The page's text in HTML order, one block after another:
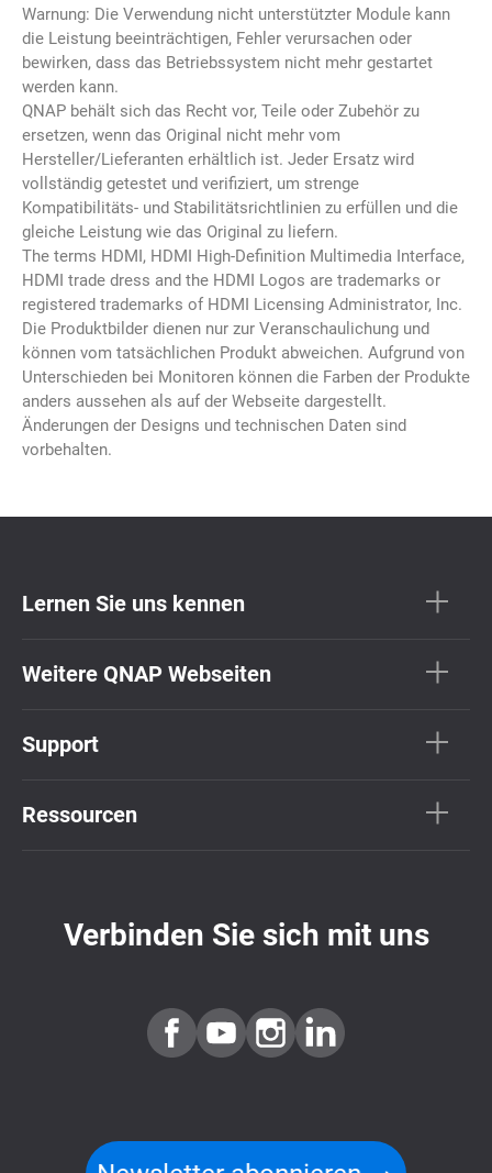
Warnung: Die Verwendung nicht unterstützter Module kann
die Leistung beeinträchtigen, Fehler verursachen oder
bewirken, dass das Betriebssystem nicht mehr gestartet
werden kann.
QNAP behält sich das Recht vor, Teile oder Zubehör zu
ersetzen, wenn das Original nicht mehr vom
Hersteller/Lieferanten erhältlich ist. Jeder Ersatz wird
vollständig getestet und verifiziert, um strenge
Kompatibilitäts- und Stabilitätsrichtlinien zu erfüllen und die
gleiche Leistung wie das Original zu liefern.
The terms HDMI, HDMI High-Definition Multimedia Interface,
HDMI trade dress and the HDMI Logos are trademarks or
registered trademarks of HDMI Licensing Administrator, Inc.
Die Produktbilder dienen nur zur Veranschaulichung und
können vom tatsächlichen Produkt abweichen. Aufgrund von
Unterschieden bei Monitoren können die Farben der Produkte
anders aussehen als auf der Webseite dargestellt.
Änderungen der Designs und technischen Daten sind
vorbehalten.
Lernen Sie uns kennen
Weitere QNAP Webseiten
Support
Ressourcen
Verbinden Sie sich mit uns